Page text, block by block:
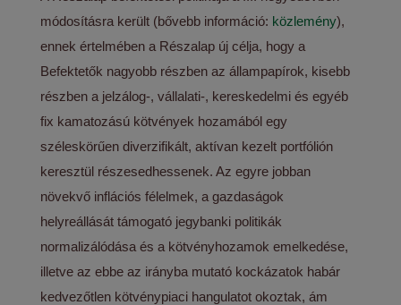
módosításra került (bővebb információ: közlemény),
ennek értelmében a Részalap új célja, hogy a
Befektetők nagyobb részben az állampapírok, kisebb
részben a jelzálog-, vállalati-, kereskedelmi és egyéb
fix kamatozású kötvények hozamából egy
széleskörűen diverzifikált, aktívan kezelt portfólión
keresztül részesedhessenek. Az egyre jobban
növekvő inflációs félelmek, a gazdaságok
helyreállását támogató jegybanki politikák
normalizálódása és a kötvényhozamok emelkedése,
illetve az ebbe az irányba mutató kockázatok habár
kedvezőtlen kötvénypiaci hangulatot okoztak, ám